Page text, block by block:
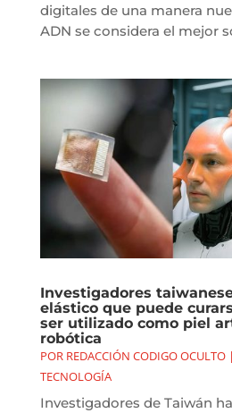
digitales de una manera
ADN se considera el mejor
Investigadores
elástico que puede
ser utilizado como piel
robótica
POR REDACCIÓN CODIGO OCULTO|
TECNOLOGÍA
Investigadores de Taiwán